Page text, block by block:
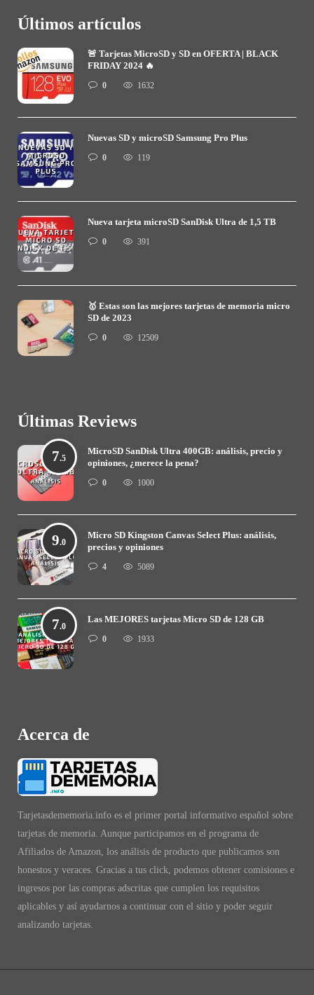
Últimos artículos
🚨 Tarjetas MicroSD y SD en OFERTA | BLACK
FRIDAY 2024 🔥
0 1632
Nuevas SD y microSD Samsung Pro Plus
0 119
Nueva tarjeta microSD SanDisk Ultra de 1,5 TB
0 391
🥇 Estas son las mejores tarjetas de memoria micro
SD de 2023
0 12509
Últimas Reviews
7.5
MicroSD SanDisk Ultra 400GB: análisis, precio y
opiniones, ¿merece la pena?
0 1000
9.0
Micro SD Kingston Canvas Select Plus: análisis,
precios y opiniones
4 5089
7.0
Las MEJORES tarjetas Micro SD de 128 GB
0 1933
Acerca de
Tarjetasdememoria.info es el primer portal informativo español sobre
tarjetas de memoria. Aunque participamos en el programa de
Afiliados de Amazon, los análisis de producto que publicamos son
honestos y veraces. Gracias a tus click, podemos obtener comisiones e
ingresos por las compras adscritas que cumplen los requisitos
aplicables y así ayudarnos a continuar con el sitio y poder seguir
analizando tarjetas.